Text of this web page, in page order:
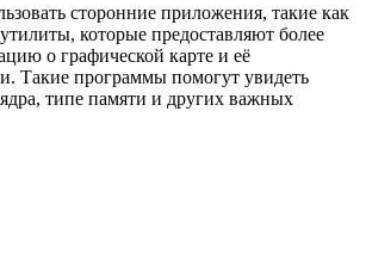
сторонние приложения, такие как
которые предоставляют более
о графической карте и её
Такие программы помогут увидеть
ядра, типе памяти и других важных